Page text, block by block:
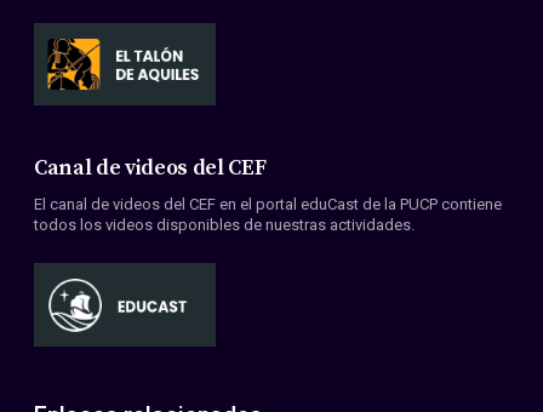
Canal de videos del CEF
El canal de videos del CEF en el portal eduCast de la PUCP contiene
todos los videos disponibles de nuestras actividades.